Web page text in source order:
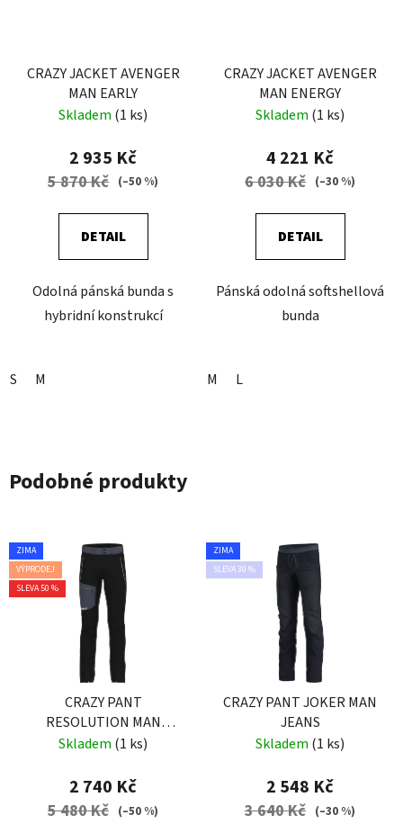
CRAZY JACKET AVENGER
MAN EARLY
Skladem (1 ks)
2 935 Kč
5 870 Kč (–50 %)
DETAIL
Odolná pánská bunda s
hybridní konstrukcí
S M
CRAZY JACKET AVENGER
MAN ENERGY
Skladem (1 ks)
4 221 Kč
6 030 Kč (–30 %)
DETAIL
Pánská odolná softshellová
bunda
M L
Podobné produkty
ZIMA
VÝPRODEJ
SLEVA 50 %
CRAZY PANT
RESOLUTION MAN
BLACK
Skladem (1 ks)
2 740 Kč
5 480 Kč (–50 %)
ZIMA
SLEVA 30 %
CRAZY PANT JOKER MAN
JEANS
Skladem (1 ks)
2 548 Kč
3 640 Kč (–30 %)